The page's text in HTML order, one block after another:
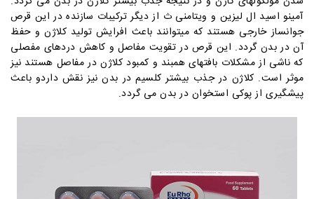
آمینو اسید ال لیزین و ویتامنی ث از دیگر ترکیبات سازنده در این قرص
جوانساز خارجی هستند که میتوانند باعث افرایش تولید کلاژن و حفظ
آن در بدن گردد. این قرص در تقویت مفاصل و کاهش دردهای مفصلی
که ناشی از مشکلات بافتهای همبند و کمبود کلاژن در مفاصل هستند نیز
موثر است. کلاژن در جذب بیشتر کلسیم در بدن نیز نقش داردو باعث
پیشگیری از پوکی استخوان در بدن می گردد.